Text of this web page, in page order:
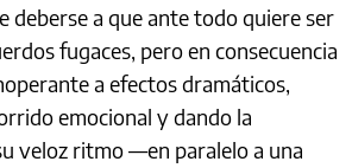
deberse a que ante todo quiere ser
fugaces, pero en consecuencia
a efectos dramáticos,
emocional y dando la
veloz ritmo —en paralelo a una